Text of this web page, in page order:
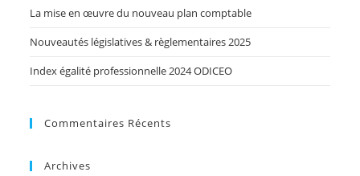
La mise en œuvre du nouveau plan comptable
Nouveautés législatives & règlementaires 2025
Index égalité professionnelle 2024 ODICEO
Commentaires Récents
Archives